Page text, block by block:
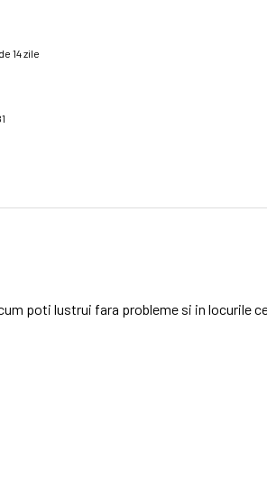
14 zile
poti lustrui fara probleme si in locurile